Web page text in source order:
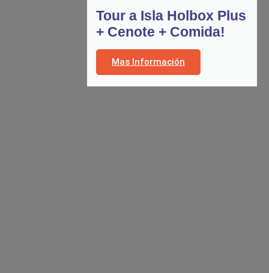
Tour a Isla Holbox Plus
+ Cenote + Comida!
Mas Información